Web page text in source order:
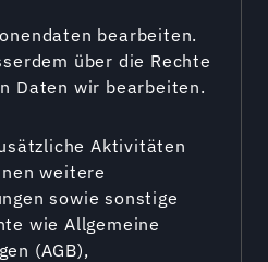
bearbeiten.
über die Rechte
Daten wir bearbeiten.
Aktivitäten
weitere
sowie sonstige
wie Allgemeine
(AGB),